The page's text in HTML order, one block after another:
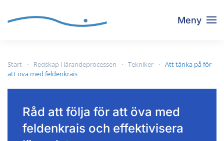
Skip to main content
Meny
Start Redskap i lärandeprocessen Tekniker
Att tänka på för
att öva med feldenkrais
Råd att följa för att öva med
feldenkrais och effektivisera